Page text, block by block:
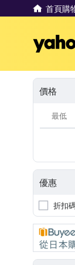
首頁購
價格
優惠
折扣